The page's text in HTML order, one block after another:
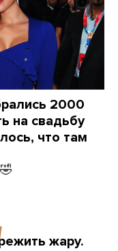
2000
на свадьбу
что там
жару.